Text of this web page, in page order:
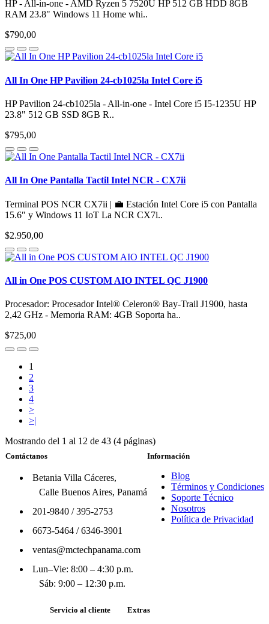
HP - All-in-one - AMD Ryzen 5 7520U HP 512 GB HDD 8GB
RAM 23.8" Windows 11 Home whi..
$790,00
All In One HP Pavilion 24-cb1025la Intel Core i5
HP Pavilion 24-cb1025la - All-in-one - Intel Core i5 I5-1235U HP
23.8" 512 GB SSD 8GB R..
$795,00
All In One Pantalla Tactil Intel NCR - CX7ii
Terminal POS NCR CX7ii | 💼 Estación Intel Core i5 con Pantalla
15.6″ y Windows 11 IoT La NCR CX7i..
$2.950,00
All in One POS CUSTOM AIO INTEL QC J1900
Procesador: Procesador Intel® Celeron® Bay-Trail J1900, hasta
2,42 GHz - Memoria RAM: 4GB Soporta ha..
$725,00
1
2
3
4
>
>|
Mostrando del 1 al 12 de 43 (4 páginas)
Contáctanos
Betania Villa Cáceres,
Calle Buenos Aires, Panamá
201-9840/395-2753
6673-5464/6346-3901
ventas@mctechpanama.com
Lun–Vie: 8:00 – 4:30 p.m.
Sáb: 9:00 – 12:30 p.m.
Información
Blog
Términos y Condiciones
Soporte Técnico
Nosotros
Política de Privacidad
Servicio al cliente Extras